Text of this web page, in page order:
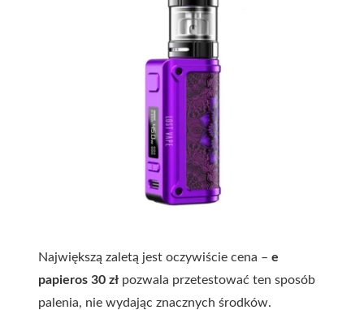
Największą zaletą jest oczywiście cena – e
papieros 30 zł pozwala przetestować ten sposób
palenia, nie wydając znacznych środków.